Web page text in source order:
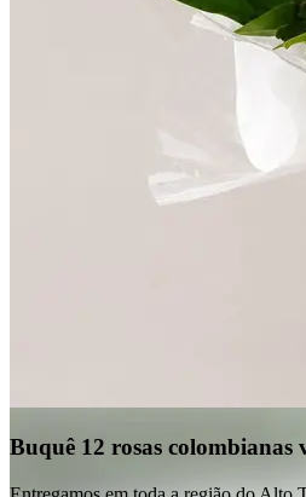
Buquê 12 rosas colombianas